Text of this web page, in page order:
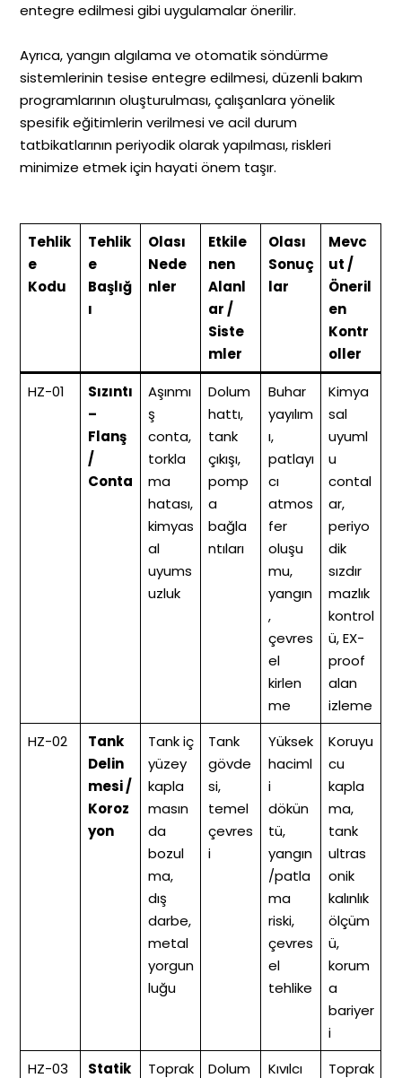
entegre edilmesi gibi uygulamalar önerilir.
Ayrıca, yangın algılama ve otomatik söndürme
sistemlerinin tesise entegre edilmesi, düzenli bakım
programlarının oluşturulması, çalışanlara yönelik
spesifik eğitimlerin verilmesi ve acil durum
tatbikatlarının periyodik olarak yapılması, riskleri
minimize etmek için hayati önem taşır.
Tehlik
e
Kodu
Tehlik
e
Başlığ
ı
Olası
Nede
nler
Etkile
nen
Alanl
ar /
Siste
mler
Olası
Sonuç
lar
Mevc
ut /
Öneril
en
Kontr
oller
HZ-01
Sızıntı
–
Flanş
/
Conta
Aşınmı
ş
conta,
torkla
ma
hatası,
kimyas
al
uyums
uzluk
Dolum
hattı,
tank
çıkışı,
pomp
a
bağla
ntıları
Buhar
yayılım
ı,
patlayı
cı
atmos
fer
oluşu
mu,
yangın
,
çevres
el
kirlen
me
Kimya
sal
uyuml
u
contal
ar,
periyo
dik
sızdır
mazlık
kontrol
ü, EX-
proof
alan
izleme
HZ-02
Tank
Delin
mesi /
Koroz
yon
Tank iç
yüzey
kapla
masın
da
bozul
ma,
dış
darbe,
metal
yorgun
luğu
Tank
gövde
si,
temel
çevres
i
Yüksek
haciml
i
dökün
tü,
yangın
/patla
ma
riski,
çevres
el
tehlike
Koruyu
cu
kapla
ma,
tank
ultras
onik
kalınlık
ölçüm
ü,
korum
a
bariyer
i
HZ-03
Statik Toprak Dolum Kıvılcı Toprak